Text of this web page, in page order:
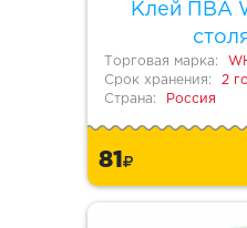
Клей ПВА
Торговая марка:
Срок хранения:
2
Страна:
Россия
81